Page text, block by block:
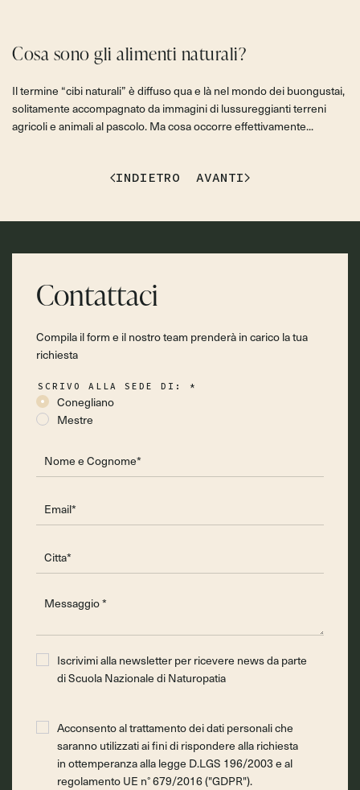
Cosa sono gli alimenti naturali?
Il termine “cibi naturali” è diffuso qua e là nel mondo dei buongustai,
solitamente accompagnato da immagini di lussureggianti terreni
agricoli e animali al pascolo. Ma cosa occorre effettivamente...
INDIETRO AVANTI
Contattaci
Compila il form e il nostro team prenderà in carico la tua
richiesta
SCRIVO ALLA SEDE DI: *
Conegliano
Mestre
Iscrivimi alla newsletter per ricevere news da parte
di Scuola Nazionale di Naturopatia
Acconsento al trattamento dei dati personali che
saranno utilizzati ai fini di rispondere alla richiesta
in ottemperanza alla legge D.LGS 196/2003 e al
regolamento UE n° 679/2016 ("GDPR").